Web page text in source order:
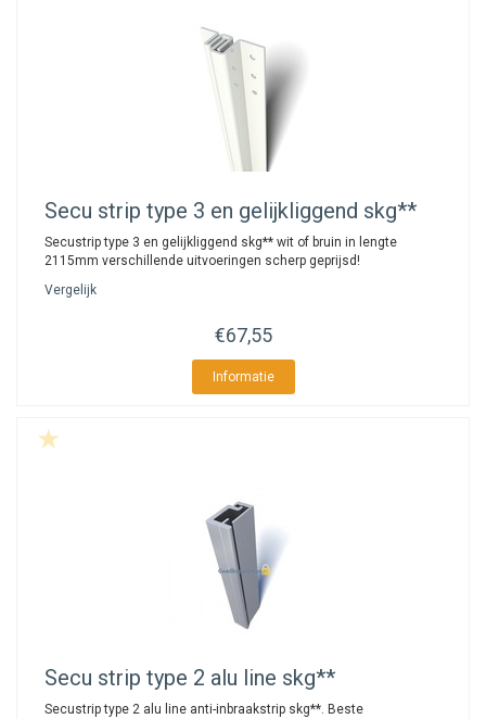
Secu strip type 3 en gelijkliggend skg**
Secustrip type 3 en gelijkliggend skg** wit of bruin in lengte
2115mm verschillende uitvoeringen scherp geprijsd!
Vergelijk
€67,55
Informatie
Secu strip type 2 alu line skg**
Secustrip type 2 alu line anti-inbraakstrip skg**. Beste